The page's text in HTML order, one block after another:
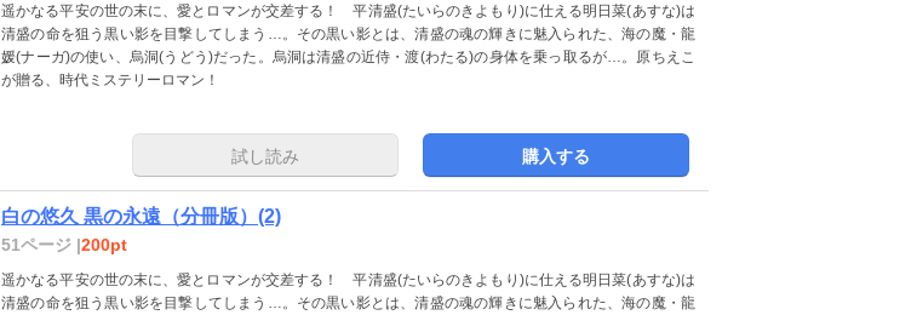
遥かなる平安の世の末に、愛とロマンが交差する！ 平清盛(たいらのきよもり)に仕える明日菜(あすな)は
清盛の命を狙う黒い影を目撃してしまう…。その黒い影とは、清盛の魂の輝きに魅入られた、海の魔・龍
媛(ナーガ)の使い、烏洞(うどう)だった。烏洞は清盛の近侍・渡(わたる)の身体を乗っ取るが…。原ちえこ
が贈る、時代ミステリーロマン！
試し読み 購入する
白の悠久 黒の永遠（分冊版）(2)
51ページ |200pt
遥かなる平安の世の末に、愛とロマンが交差する！ 平清盛(たいらのきよもり)に仕える明日菜(あすな)は
清盛の命を狙う黒い影を目撃してしまう…。その黒い影とは、清盛の魂の輝きに魅入られた、海の魔・龍